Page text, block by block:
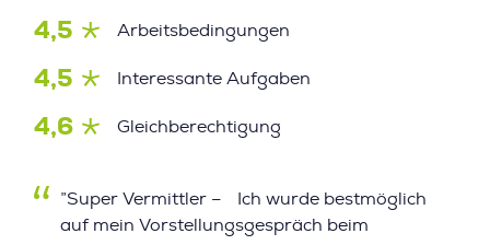
4,5 Arbeitsbedingungen
4,5 Interessante Aufgaben
4,6 Gleichberechtigung
”Super Vermittler – Ich wurde bestmöglich
auf mein Vorstellungsgespräch beim